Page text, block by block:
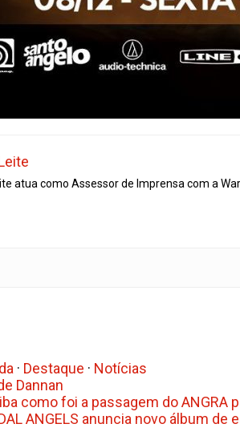
atua como Assessor de Imprensa com a
· Destaque · Notícias
Dannan
como foi a passagem do ANGRA
ANGELS anuncia novo álbum de